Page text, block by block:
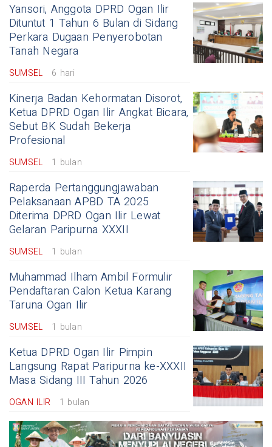
Yansori, Anggota DPRD Ogan Ilir
Dituntut 1 Tahun 6 Bulan di Sidang
Perkara Dugaan Penyerobotan
Tanah Negara
SUMSEL 6 hari
Kinerja Badan Kehormatan Disorot,
Ketua DPRD Ogan Ilir Angkat Bicara,
Sebut BK Sudah Bekerja
Profesional
SUMSEL 1 bulan
Raperda Pertanggungjawaban
Pelaksanaan APBD TA 2025
Diterima DPRD Ogan Ilir Lewat
Gelaran Paripurna XXXII
SUMSEL 1 bulan
Muhammad Ilham Ambil Formulir
Pendaftaran Calon Ketua Karang
Taruna Ogan Ilir
SUMSEL 1 bulan
Ketua DPRD Ogan Ilir Pimpin
Langsung Rapat Paripurna ke-XXXII
Masa Sidang III Tahun 2026
OGAN ILIR 1 bulan